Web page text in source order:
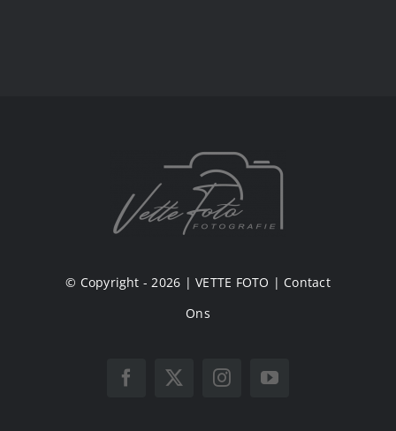
© Copyright - 2026 |VETTE FOTO | Contact
Ons